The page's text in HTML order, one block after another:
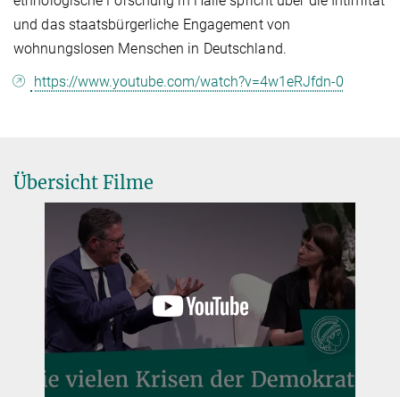
und das staatsbürgerliche Engagement von
wohnungslosen Menschen in Deutschland.
https://www.youtube.com/watch?v=4w1eRJfdn-0
Übersicht Filme